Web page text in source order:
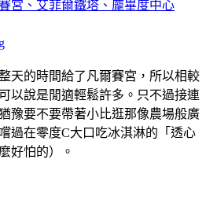
宮、艾菲爾鐵塔、龐畢度中心
天的時間給了凡爾賽宮，所以相較
以說是閒適輕鬆許多。只不過接連
豫要不要帶著小比逛那像農場般廣
過在零度C大口吃冰淇淋的「透心
好怕的）。